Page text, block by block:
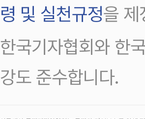
령 및 실천규정을 제
한국기자협회와 한
강도 준수합니다.